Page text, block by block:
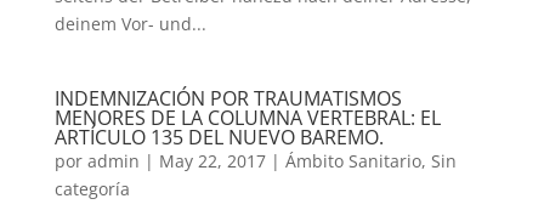
deinem Vor- und...
INDEMNIZACIÓN POR TRAUMATISMOS
MENORES DE LA COLUMNA VERTEBRAL: EL
ARTÍCULO 135 DEL NUEVO BAREMO.
por admin | May 22, 2017| Ámbito Sanitario, Sin
categoría